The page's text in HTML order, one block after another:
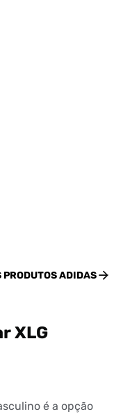
PRODUTOSADIDAS
XLG
é a opção